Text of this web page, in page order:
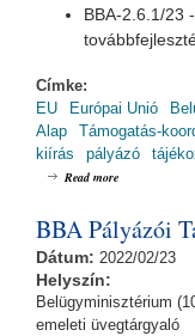
BBA-2.6.1/23
Címke:
EU
Európai Unió
Alap
Támogatás-
kiírás
pályázó
Read more
BBA Pályázói
Dátum: 2022/02/23
Helyszín:
Belügyminisztérium
emeleti üvegtárgyaló